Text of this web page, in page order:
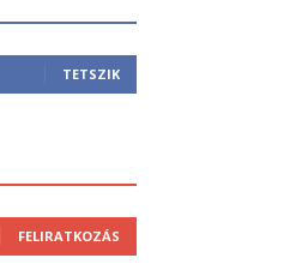
TETSZIK
FELIRATKOZÁS